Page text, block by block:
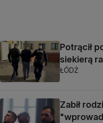
Potrącił
siekierą
ŁÓDŹ
Zabił